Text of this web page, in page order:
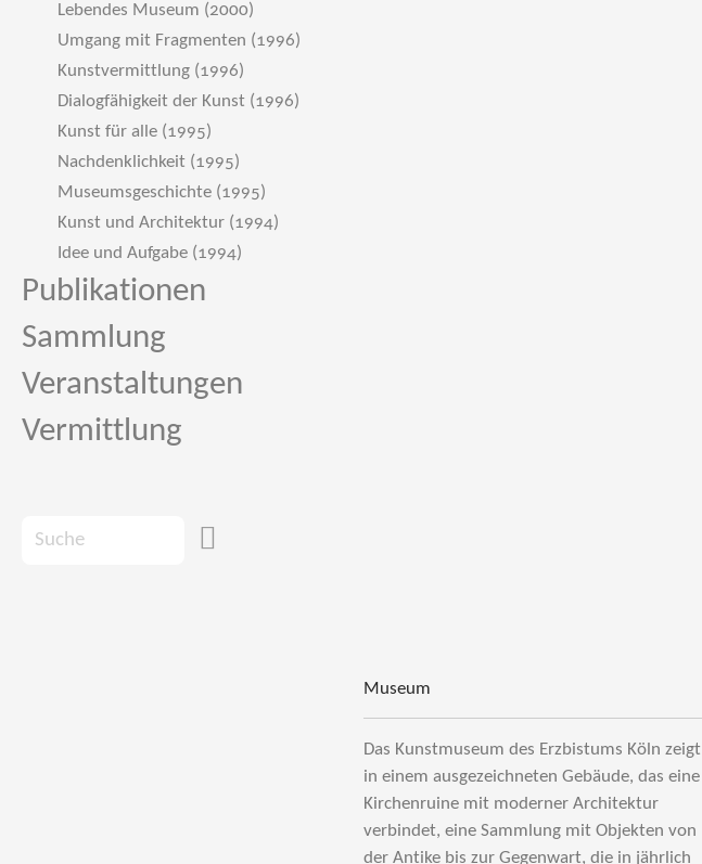
Lebendes Museum (2000)
Umgang mit Fragmenten (1996)
Kunstvermittlung (1996)
Dialogfähigkeit der Kunst (1996)
Kunst für alle (1995)
Nachdenklichkeit (1995)
Museumsgeschichte (1995)
Kunst und Architektur (1994)
Idee und Aufgabe (1994)
Publikationen
Sammlung
Veranstaltungen
Vermittlung
Museum
Das Kunstmuseum des Erzbistums Köln zeigt
in einem ausgezeichneten Gebäude, das eine
Kirchenruine mit moderner Architektur
verbindet, eine Sammlung mit Objekten von
der Antike bis zur Gegenwart, die in jährlich